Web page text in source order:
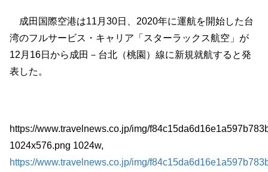
成田国際空港は11月30日、2020年に運航を開始した台
湾のフルサービス・キャリア「スターラックス航空」が
12月16日から成田－台北（桃園）線に新規就航すると発
表した。
https://www.travelnews.co.jp/img/
1024x576.png 1024w,
https://www.travelnews.co.jp/img/